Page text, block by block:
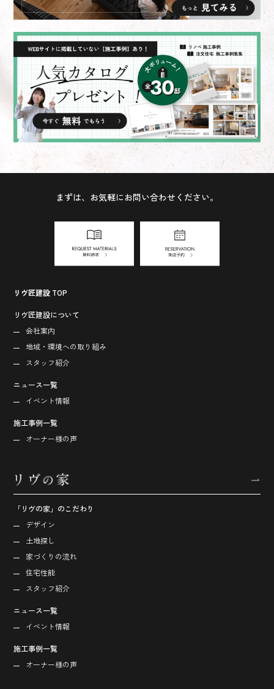
まずは、お気軽にお問い合わせください。
リヴ匠建設 TOP
リヴ匠建設について
会社案内
地域・環境への取り組み
スタッフ紹介
ニュース一覧
イベント情報
施工事例一覧
オーナー様の声
「リヴの家」のこだわり
デザイン
土地探し
家づくりの流れ
住宅性能
スタッフ紹介
ニュース一覧
イベント情報
施工事例一覧
オーナー様の声